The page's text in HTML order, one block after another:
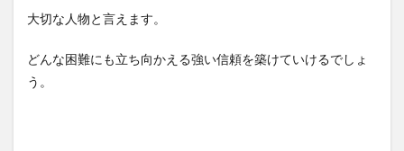
大切な人物と言えます。
どんな困難にも立ち向かえる強い信頼を築けていけるでしょ
う。